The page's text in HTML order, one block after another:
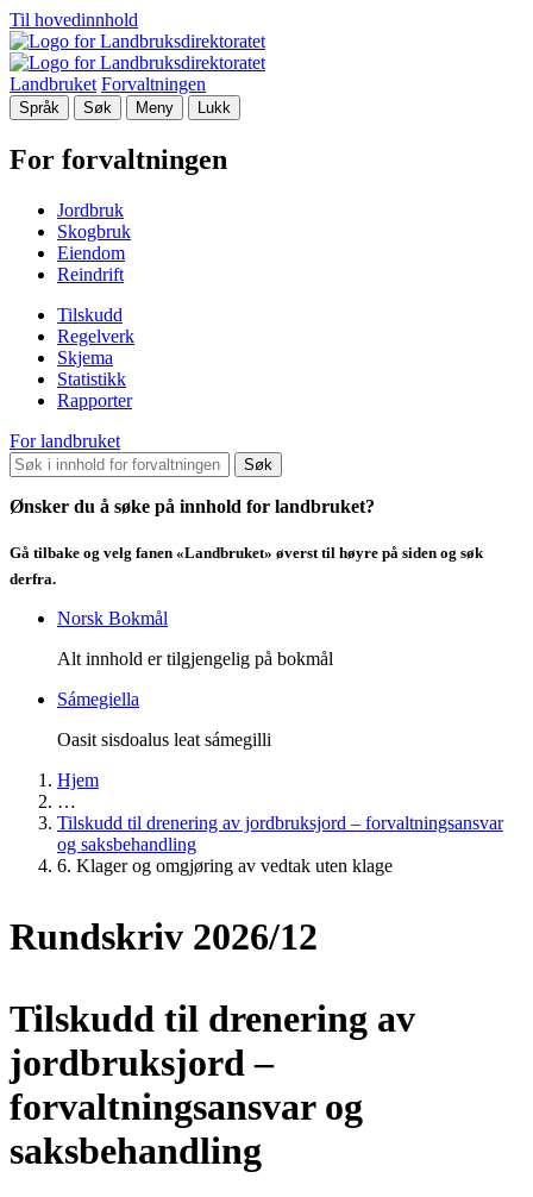
Til hovedinnhold
Landbruket Forvaltningen
Språk Søk Meny Lukk
For forvaltningen
Jordbruk
Skogbruk
Eiendom
Reindrift
Tilskudd
Regelverk
Skjema
Statistikk
Rapporter
For landbruket
Søk
Ønsker du å søke på innhold for landbruket?
Gå tilbake og velg fanen «Landbruket» øverst til høyre på siden og søk
derfra.
Norsk Bokmål
Alt innhold er tilgjengelig på bokmål
Sámegiella
Oasit sisdoalus leat sámegilli
Hjem
…
Tilskudd til drenering av jordbruksjord – forvaltningsansvar
og saksbehandling
6. Klager og omgjøring av vedtak uten klage
Rundskriv 2026/12
Tilskudd til drenering av
jordbruksjord –
forvaltningsansvar og
saksbehandling